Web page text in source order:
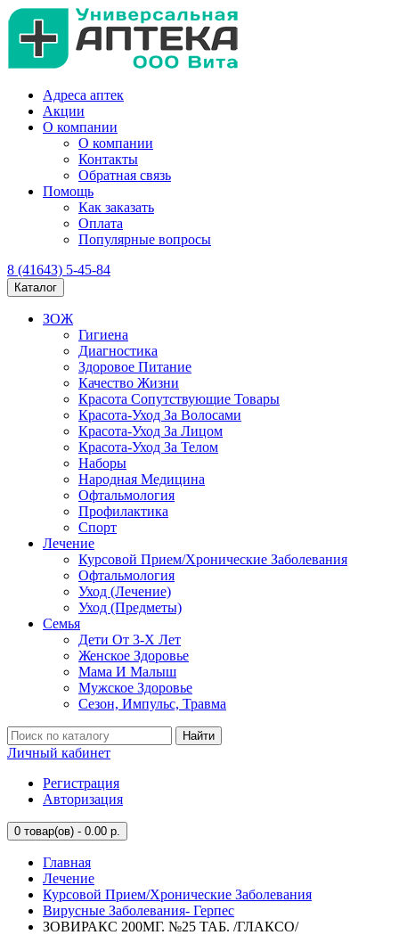
Адреса аптек
Акции
О компании
О компании
Контакты
Обратная связь
Помощь
Как заказать
Оплата
Популярные вопросы
8 (41643) 5-45-84
Каталог
ЗОЖ
Гигиена
Диагностика
Здоровое Питание
Качество Жизни
Красота Сопутствующие Товары
Красота-Уход За Волосами
Красота-Уход За Лицом
Красота-Уход За Телом
Наборы
Народная Медицина
Офтальмология
Профилактика
Спорт
Лечение
Курсовой Прием/Хронические Заболевания
Офтальмология
Уход (Лечение)
Уход (Предметы)
Семья
Дети От 3-Х Лет
Женское Здоровье
Мама И Малыш
Мужское Здоровье
Сезон, Импульс, Травма
Найти
Личный кабинет
Регистрация
Авторизация
0 товар(ов) - 0.00 р.
Главная
Лечение
Курсовой Прием/Хронические Заболевания
Вирусные Заболевания- Герпес
ЗОВИРАКС 200МГ. №25 ТАБ. /ГЛАКСО/